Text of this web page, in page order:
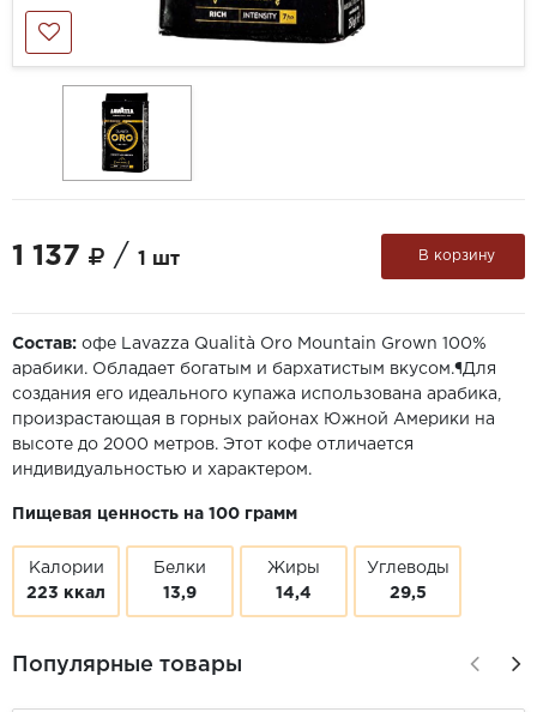
1 137 / 1 шт В корзину
Состав: офе Lavazza Qualità Oro Mountain Grown 100%
арабики. Обладает богатым и бархатистым вкусом.¶Для
создания его идеального купажа использована арабика,
произрастающая в горных районах Южной Америки на
высоте до 2000 метров. Этот кофе отличается
индивидуальностью и характером.
Пищевая ценность на 100 грамм
Калории
223 ккал
Белки
13,9
Жиры
14,4
Углеводы
29,5
Популярные товары